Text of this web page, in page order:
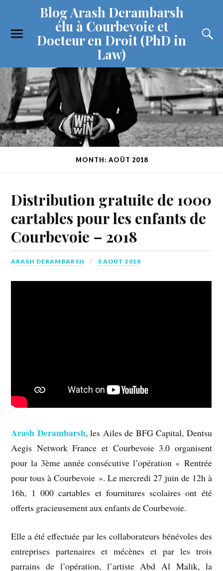
Blog Arash Derambarsh
élu à Courbevoie et
Docteur en Droit (PhD in
Law)
MONTH: AOÛT 2018
Distribution gratuite de 1000
cartables pour les enfants de
Courbevoie – 2018
ARASH DERAMBARSH 3 AOÛT 2018
Arash Derambarsh, les Ailes de BFG Capital, Dentsu
Aegis Network France et Courbevoie 3.0 organisent
pour la 3ème année consécutive l’opération « Rentrée
pour tous à Courbevoie ». Le mercredi 27 juin de 12h à
16h, 1 000 cartables et fournitures scolaires ont été
offerts gracieusement aux enfants de Courbevoie.
Elle a été effectuée par les collaborateurs bénévoles des
entreprises partenaires et mécènes et par les trois
parrains de l’opération, l’artiste Abd Al Malik, la